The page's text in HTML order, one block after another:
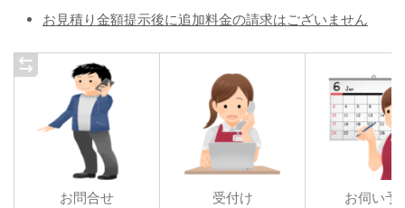
お見積り金額提示後に追加料金の請求はございません
お問合せ 受付け お伺い予